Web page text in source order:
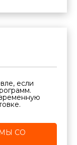
если
СО